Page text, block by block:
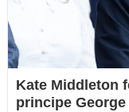
Kate Middleton
principe